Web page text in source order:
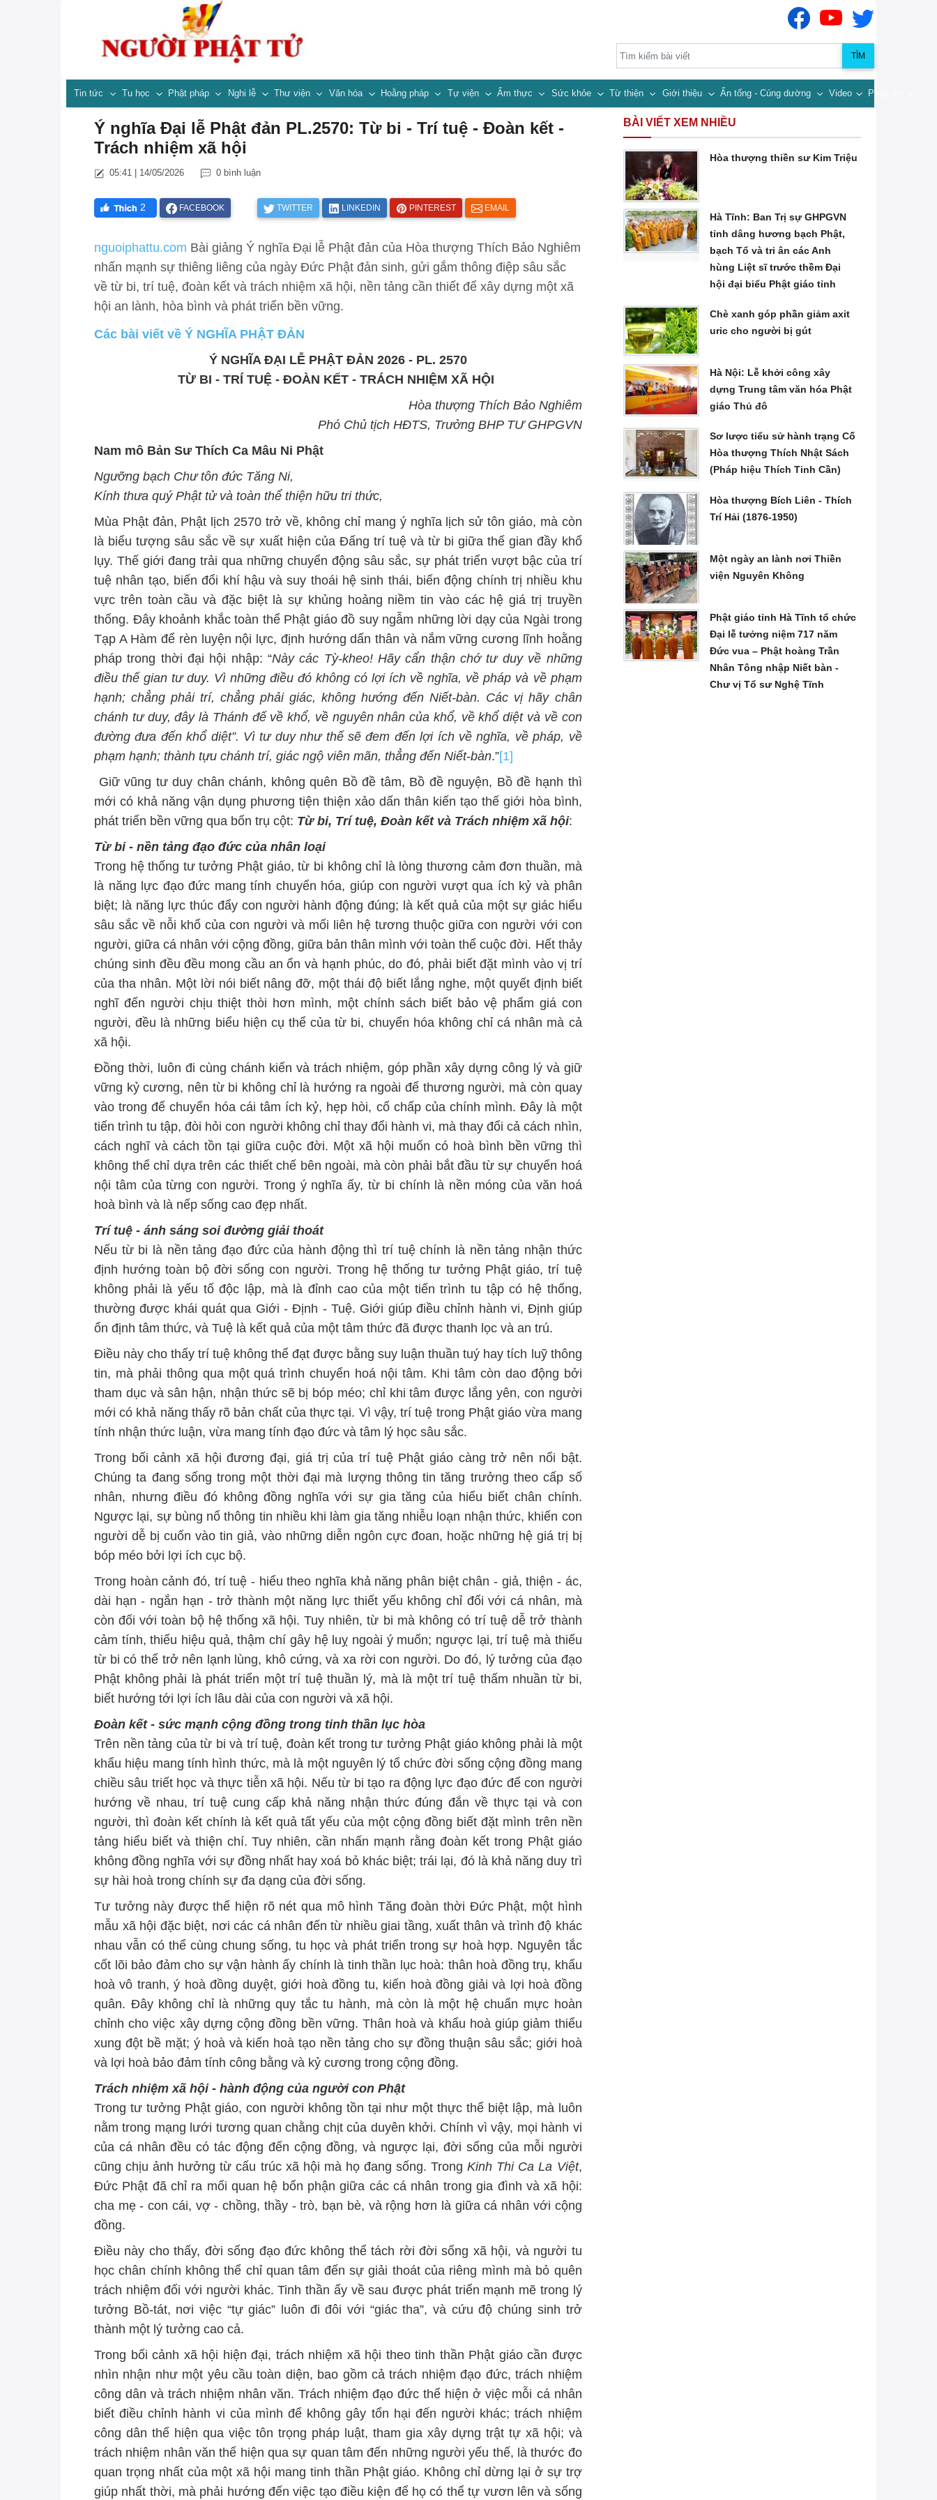
TÌM
Tin tức Tu học Phật pháp Nghi lễ Thư viện Văn hóa Hoằng pháp Tự viện Ẩm thực Sức khỏe Từ thiện Giới thiệu Ấn tống - Cúng dường Video Pháp âm
Ý nghĩa Đại lễ Phật đản PL.2570: Từ bi - Trí tuệ - Đoàn kết -
Trách nhiệm xã hội
05:41 | 14/05/2026 0 bình luận
2 FACEBOOK TWITTER LINKEDIN PINTEREST EMAIL
nguoiphattu.com Bài giảng Ý nghĩa Đại lễ Phật đản của Hòa thượng Thích Bảo Nghiêm
nhấn mạnh sự thiêng liêng của ngày Đức Phật đản sinh, gửi gắm thông điệp sâu sắc
về từ bi, trí tuệ, đoàn kết và trách nhiệm xã hội, nền tảng cần thiết để xây dựng một xã
hội an lành, hòa bình và phát triển bền vững.
Các bài viết về Ý NGHĨA PHẬT ĐẢN
Ý NGHĨA ĐẠI LỄ PHẬT ĐẢN 2026 - PL. 2570
TỪ BI - TRÍ TUỆ - ĐOÀN KẾT - TRÁCH NHIỆM XÃ HỘI
Hòa thượng Thích Bảo Nghiêm
Phó Chủ tịch HĐTS, Trưởng BHP TƯ GHPGVN
Nam mô Bản Sư Thích Ca Mâu Ni Phật
Ngưỡng bạch Chư tôn đức Tăng Ni,
Kính thưa quý Phật tử và toàn thể thiện hữu tri thức,
Mùa Phật đản, Phật lịch 2570 trở về, không chỉ mang ý nghĩa lịch sử tôn giáo, mà còn
là biểu tượng sâu sắc về sự xuất hiện của Đấng trí tuệ và từ bi giữa thế gian đầy khổ
lụy. Thế giới đang trải qua những chuyển động sâu sắc, sự phát triển vượt bậc của trí
tuệ nhân tạo, biến đổi khí hậu và suy thoái hệ sinh thái, biến động chính trị nhiều khu
vực trên toàn cầu và đặc biệt là sự khủng hoảng niềm tin vào các hệ giá trị truyền
thống. Đây khoảnh khắc toàn thể Phật giáo đồ suy ngẫm những lời dạy của Ngài trong
Tạp A Hàm để rèn luyện nội lực, định hướng dấn thân và nắm vững cương lĩnh hoằng
pháp trong thời đại hội nhập: “Này các Tỳ-kheo! Hãy cẩn thận chớ tư duy về những
điều thế gian tư duy. Vì những điều đó không có lợi ích về nghĩa, về pháp và về phạm
hạnh; chẳng phải trí, chẳng phải giác, không hướng đến Niết-bàn. Các vị hãy chân
chánh tư duy, đây là Thánh đế về khổ, về nguyên nhân của khổ, về khổ diệt và về con
đường đưa đến khổ diệt”. Vì tư duy như thế sẽ đem đến lợi ích về nghĩa, về pháp, về
phạm hạnh; thành tựu chánh trí, giác ngộ viên mãn, thẳng đến Niết-bàn.”[1]
Giữ vũng tư duy chân chánh, không quên Bồ đề tâm, Bồ đề nguyện, Bồ đề hạnh thì
mới có khả năng vận dụng phương tiện thiện xảo dấn thân kiến tạo thế giới hòa bình,
phát triển bền vững qua bốn trụ cột: Từ bi, Trí tuệ, Đoàn kết và Trách nhiệm xã hội:
Từ bi - nền tảng đạo đức của nhân loại
Trong hệ thống tư tưởng Phật giáo, từ bi không chỉ là lòng thương cảm đơn thuần, mà
là năng lực đạo đức mang tính chuyển hóa, giúp con người vượt qua ích kỷ và phân
biệt; là năng lực thúc đẩy con người hành động đúng; là kết quả của một sự giác hiểu
sâu sắc về nỗi khổ của con người và mối liên hệ tương thuộc giữa con người với con
người, giữa cá nhân với cộng đồng, giữa bản thân mình với toàn thể cuộc đời. Hết thảy
chúng sinh đều đều mong cầu an ổn và hạnh phúc, do đó, phải biết đặt mình vào vị trí
của tha nhân. Một lời nói biết nâng đỡ, một thái độ biết lắng nghe, một quyết định biết
nghĩ đến người chịu thiệt thòi hơn mình, một chính sách biết bảo vệ phẩm giá con
người, đều là những biểu hiện cụ thể của từ bi, chuyển hóa không chỉ cá nhân mà cả
xã hội.
Đồng thời, luôn đi cùng chánh kiến và trách nhiệm, góp phần xây dựng công lý và giữ
vững kỷ cương, nên từ bi không chỉ là hướng ra ngoài để thương người, mà còn quay
vào trong để chuyển hóa cái tâm ích kỷ, hẹp hòi, cố chấp của chính mình. Đây là một
tiến trình tu tập, đòi hỏi con người không chỉ thay đổi hành vi, mà thay đổi cả cách nhìn,
cách nghĩ và cách tồn tại giữa cuộc đời. Một xã hội muốn có hoà bình bền vững thì
không thể chỉ dựa trên các thiết chế bên ngoài, mà còn phải bắt đầu từ sự chuyển hoá
nội tâm của từng con người. Trong ý nghĩa ấy, từ bi chính là nền móng của văn hoá
hoà bình và là nếp sống cao đẹp nhất.
Trí tuệ - ánh sáng soi đường giải thoát
Nếu từ bi là nền tảng đạo đức của hành động thì trí tuệ chính là nền tảng nhận thức
định hướng toàn bộ đời sống con người. Trong hệ thống tư tưởng Phật giáo, trí tuệ
không phải là yếu tố độc lập, mà là đỉnh cao của một tiến trình tu tập có hệ thống,
thường được khái quát qua Giới - Định - Tuệ. Giới giúp điều chỉnh hành vi, Định giúp
ổn định tâm thức, và Tuệ là kết quả của một tâm thức đã được thanh lọc và an trú.
Điều này cho thấy trí tuệ không thể đạt được bằng suy luận thuần tuý hay tích luỹ thông
tin, mà phải thông qua một quá trình chuyển hoá nội tâm. Khi tâm còn dao động bởi
tham dục và sân hận, nhận thức sẽ bị bóp méo; chỉ khi tâm được lắng yên, con người
mới có khả năng thấy rõ bản chất của thực tại. Vì vậy, trí tuệ trong Phật giáo vừa mang
tính nhận thức luận, vừa mang tính đạo đức và tâm lý học sâu sắc.
Trong bối cảnh xã hội đương đại, giá trị của trí tuệ Phật giáo càng trở nên nổi bật.
Chúng ta đang sống trong một thời đại mà lượng thông tin tăng trưởng theo cấp số
nhân, nhưng điều đó không đồng nghĩa với sự gia tăng của hiểu biết chân chính.
Ngược lại, sự bùng nổ thông tin nhiều khi làm gia tăng nhiễu loạn nhận thức, khiến con
người dễ bị cuốn vào tin giả, vào những diễn ngôn cực đoan, hoặc những hệ giá trị bị
bóp méo bởi lợi ích cục bộ.
Trong hoàn cảnh đó, trí tuệ - hiểu theo nghĩa khả năng phân biệt chân - giả, thiện - ác,
dài hạn - ngắn hạn - trở thành một năng lực thiết yếu không chỉ đối với cá nhân, mà
còn đối với toàn bộ hệ thống xã hội. Tuy nhiên, từ bi mà không có trí tuệ dễ trở thành
cảm tính, thiếu hiệu quả, thậm chí gây hệ luỵ ngoài ý muốn; ngược lại, trí tuệ mà thiếu
từ bi có thể trở nên lạnh lùng, khô cứng, và xa rời con người. Do đó, lý tưởng của đạo
Phật không phải là phát triển một trí tuệ thuần lý, mà là một trí tuệ thấm nhuần từ bi,
biết hướng tới lợi ích lâu dài của con người và xã hội.
Đoàn kết - sức mạnh cộng đồng trong tinh thần lục hòa
Trên nền tảng của từ bi và trí tuệ, đoàn kết trong tư tưởng Phật giáo không phải là một
khẩu hiệu mang tính hình thức, mà là một nguyên lý tổ chức đời sống cộng đồng mang
chiều sâu triết học và thực tiễn xã hội. Nếu từ bi tạo ra động lực đạo đức để con người
hướng về nhau, trí tuệ cung cấp khả năng nhận thức đúng đắn về thực tại và con
người, thì đoàn kết chính là kết quả tất yếu của một cộng đồng biết đặt mình trên nền
tảng hiểu biết và thiện chí. Tuy nhiên, cần nhấn mạnh rằng đoàn kết trong Phật giáo
không đồng nghĩa với sự đồng nhất hay xoá bỏ khác biệt; trái lại, đó là khả năng duy trì
sự hài hoà trong chính sự đa dạng của đời sống.
Tư tưởng này được thể hiện rõ nét qua mô hình Tăng đoàn thời Đức Phật, một hình
mẫu xã hội đặc biệt, nơi các cá nhân đến từ nhiều giai tầng, xuất thân và trình độ khác
nhau vẫn có thể cùng chung sống, tu học và phát triển trong sự hoà hợp. Nguyên tắc
cốt lõi bảo đảm cho sự vận hành ấy chính là tinh thần lục hoà: thân hoà đồng trụ, khẩu
hoà vô tranh, ý hoà đồng duyệt, giới hoà đồng tu, kiến hoà đồng giải và lợi hoà đồng
quân. Đây không chỉ là những quy tắc tu hành, mà còn là một hệ chuẩn mực hoàn
chỉnh cho việc xây dựng cộng đồng bền vững. Thân hoà và khẩu hoà giúp giảm thiểu
xung đột bề mặt; ý hoà và kiến hoà tạo nền tảng cho sự đồng thuận sâu sắc; giới hoà
và lợi hoà bảo đảm tính công bằng và kỷ cương trong cộng đồng.
Trách nhiệm xã hội - hành động của người con Phật
Trong tư tưởng Phật giáo, con người không tồn tại như một thực thể biệt lập, mà luôn
nằm trong mạng lưới tương quan chằng chịt của duyên khởi. Chính vì vậy, mọi hành vi
của cá nhân đều có tác động đến cộng đồng, và ngược lại, đời sống của mỗi người
cũng chịu ảnh hưởng từ cấu trúc xã hội mà họ đang sống. TrongKinh Thi Ca La Việt,
Đức Phật đã chỉ ra mối quan hệ bổn phận giữa các cá nhân trong gia đình và xã hội:
cha mẹ - con cái, vợ - chồng, thầy - trò, bạn bè, và rộng hơn là giữa cá nhân với cộng
đồng.
Điều này cho thấy, đời sống đạo đức không thể tách rời đời sống xã hội, và người tu
học chân chính không thể chỉ quan tâm đến sự giải thoát của riêng mình mà bỏ quên
trách nhiệm đối với người khác. Tinh thần ấy về sau được phát triển mạnh mẽ trong lý
tưởng Bồ-tát, nơi việc “tự giác” luôn đi đôi với “giác tha”, và cứu độ chúng sinh trở
thành một lý tưởng cao cả.
Trong bối cảnh xã hội hiện đại, trách nhiệm xã hội theo tinh thần Phật giáo cần được
nhìn nhận như một yêu cầu toàn diện, bao gồm cả trách nhiệm đạo đức, trách nhiệm
công dân và trách nhiệm nhân văn. Trách nhiệm đạo đức thể hiện ở việc mỗi cá nhân
biết điều chỉnh hành vi của mình để không gây tổn hại đến người khác; trách nhiệm
công dân thể hiện qua việc tôn trọng pháp luật, tham gia xây dựng trật tự xã hội; và
trách nhiệm nhân văn thể hiện qua sự quan tâm đến những người yếu thế, là thước đo
quan trọng nhất của một xã hội mang tinh thần Phật giáo. Không chỉ dừng lại ở sự trợ
giúp nhất thời, mà phải hướng đến việc tạo điều kiện để họ có thể tự vươn lên và sống
BÀI VIẾT XEM NHIỀU
Hòa thượng thiền sư Kim Triệu
Hà Tĩnh: Ban Trị sự GHPGVN
tỉnh dâng hương bạch Phật,
bạch Tổ và tri ân các Anh
hùng Liệt sĩ trước thềm Đại
hội đại biểu Phật giáo tỉnh
Chè xanh góp phần giảm axit
uric cho người bị gút
Hà Nội: Lễ khởi công xây
dựng Trung tâm văn hóa Phật
giáo Thủ đô
Sơ lược tiểu sử hành trạng Cố
Hòa thượng Thích Nhật Sách
(Pháp hiệu Thích Tinh Cần)
Hòa thượng Bích Liên - Thích
Trí Hải (1876-1950)
Một ngày an lành nơi Thiền
viện Nguyên Không
Phật giáo tỉnh Hà Tĩnh tổ chức
Đại lễ tưởng niệm 717 năm
Đức vua – Phật hoàng Trần
Nhân Tông nhập Niết bàn -
Chư vị Tổ sư Nghệ Tĩnh